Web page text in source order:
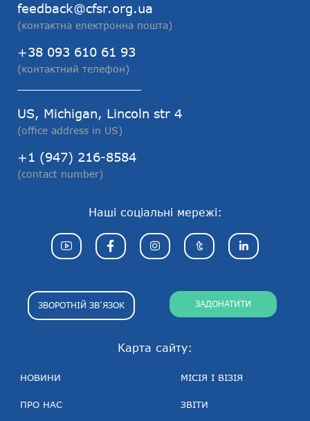
feedback@cfsr.org.ua
(контактна електронна пошта)
+38 093 610 61 93
(контактний телефон)
US, Michigan, Lincoln str 4
(office address in US)
+1 (947) 216-8584
(contact number)
Карта сайту:
НОВИНИ
ПРО НАС
МІСІЯ І ВІЗІЯ
ЗВІТИ
Наші соціальні мережі:
ЗВОРОТНІЙ ЗВ’ЯЗОК ЗАДОНАТИТИ